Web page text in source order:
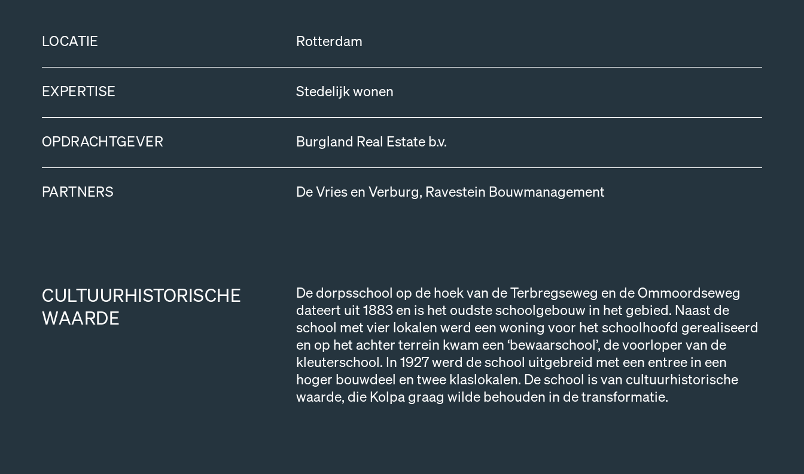
LOCATIE Rotterdam
EXPERTISE Stedelijk wonen
OPDRACHTGEVER Burgland Real Estate b.v.
PARTNERS De Vries en Verburg, Ravestein Bouwmanagement
CULTUURHISTORISCHE
WAARDE
De dorpsschool op de hoek van de Terbregseweg en de Ommoordseweg
dateert uit 1883 en is het oudste schoolgebouw in het gebied. Naast de
school met vier lokalen werd een woning voor het schoolhoofd gerealiseerd
en op het achter terrein kwam een ‘bewaarschool’, de voorloper van de
kleuterschool. In 1927 werd de school uitgebreid met een entree in een
hoger bouwdeel en twee klaslokalen. De school is van cultuurhistorische
waarde, die Kolpa graag wilde behouden in de transformatie.